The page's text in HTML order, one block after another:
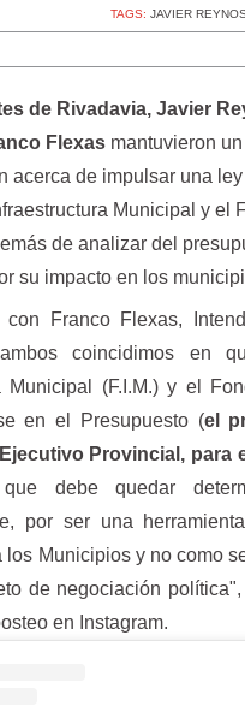
TAGS: JAVIER
de Rivadavia, Javier
Flexas mantuvieron
acerca de impulsar una
Municipal y el
de analizar del
su impacto en los
con Franco Flexas,
coincidimos en
Municipal (F.I.M.) y el
en el Presupuesto (el
Provincial, para
debe quedar
por ser una
los Municipios y no como
de negociación
en Instagram.